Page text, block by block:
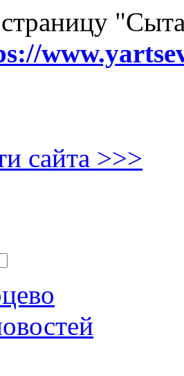
сайта >>>